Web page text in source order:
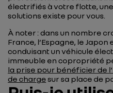
électrifiés à votre flotte,
solutions existe pour vous.
À noter : dans un nombre
France, l’Espagne, le
conduisant un véhicule
immeuble en copropriété
la prise pour bénéficier de
de charge sur sa place de